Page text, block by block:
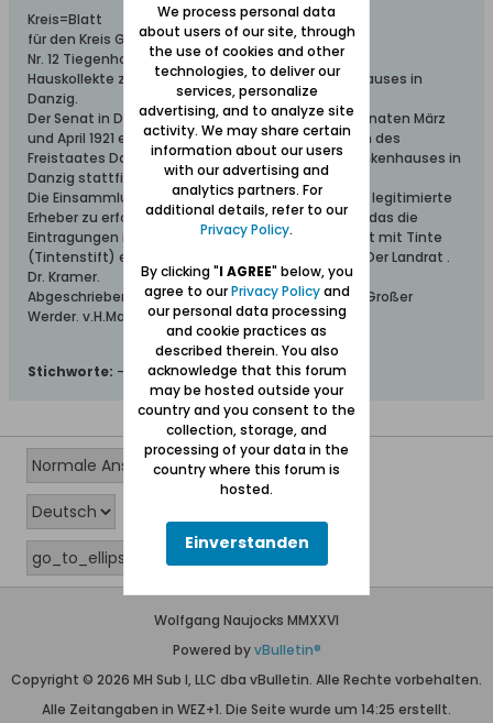
Kreis=Blatt
für den Kreis Großer Werder.
Nr. 12 Tiegenhof den 17 März 1921.
Hauskollekte zum Besten des St. Marien Krankenhauses in
Danzig.
Der Senat in Danzig hat genehmigt, das in den Monaten März
und April 1921 eine Hauskollekte bei den Bewohnern des
Freistaates Danzig zum Besten des St.Marien Krankenhauses in
Danzig stattfindet.
Die Einsammlung der Kollekte hat durch polizeilich legitimierte
Erheber zu erfolgen die darauf hinzuwirken haben, das die
Eintragungen in die Sammellisten nach Möglichkeit mit Tinte
(Tintenstift) erfolgen. Tiegenhof, den 7 März 1921 Der Landrat .
Dr. Kramer.
Abgeschrieben aus dem Kreis =Blatt für den Kreis Großer
Werder. v.H.Mandey
Stichworte: -
Wolfgang Naujocks MMXXVI
Powered byvBulletin®
Copyright © 2026 MH Sub I, LLC dba vBulletin. Alle Rechte vorbehalten.
Alle Zeitangaben in WEZ+1. Die Seite wurde um 14:25 erstellt.
We process personal data
about users of our site, through
the use of cookies and other
technologies, to deliver our
services, personalize
advertising, and to analyze site
activity. We may share certain
information about our users
with our advertising and
analytics partners. For
additional details, refer to our
Privacy Policy.
By clicking "I AGREE" below, you
agree to ourPrivacy Policyand
our personal data processing
and cookie practices as
described therein. You also
acknowledge that this forum
may be hosted outside your
country and you consent to the
collection, storage, and
processing of your data in the
country where this forum is
hosted.
Einverstanden